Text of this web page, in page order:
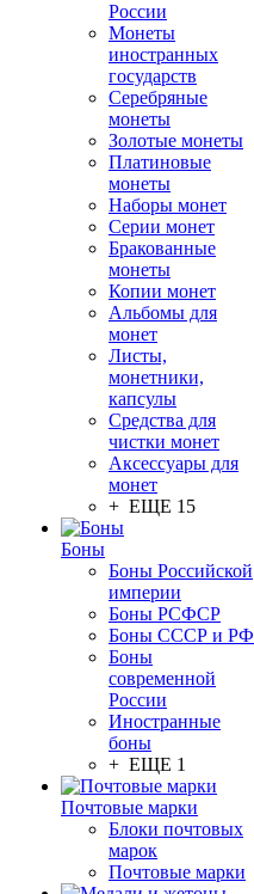
России
Монеты
иностранных
государств
Серебряные
монеты
Золотые монеты
Платиновые
монеты
Наборы монет
Серии монет
Бракованные
монеты
Копии монет
Альбомы для
монет
Листы,
монетники,
капсулы
Средства для
чистки монет
Аксессуары для
монет
+ ЕЩЕ 15
Боны
Боны Российской
империи
Боны РСФСР
Боны СССР и РФ
Боны
современной
России
Иностранные
боны
+ ЕЩЕ 1
Почтовые марки
Блоки почтовых
марок
Почтовые марки